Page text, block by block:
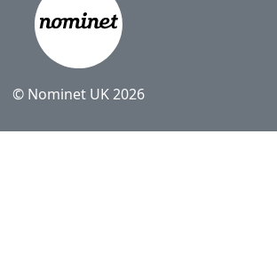
© Nominet UK 2026